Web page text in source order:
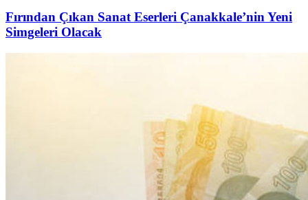
Fırından Çıkan Sanat Eserleri Çanakkale’nin Yeni
Simgeleri Olacak